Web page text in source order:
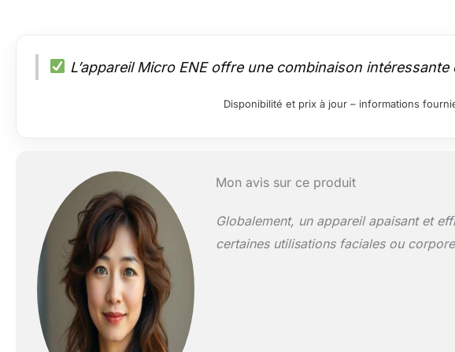
L’appareil Micro ENE offre une combinaison intéressante
Disponibilité et prix à jour – informations
Mon avis sur ce produit
Globalement, un appareil apaisant et
certaines utilisations faciales ou